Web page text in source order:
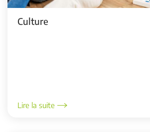
Culture
Lire la suite